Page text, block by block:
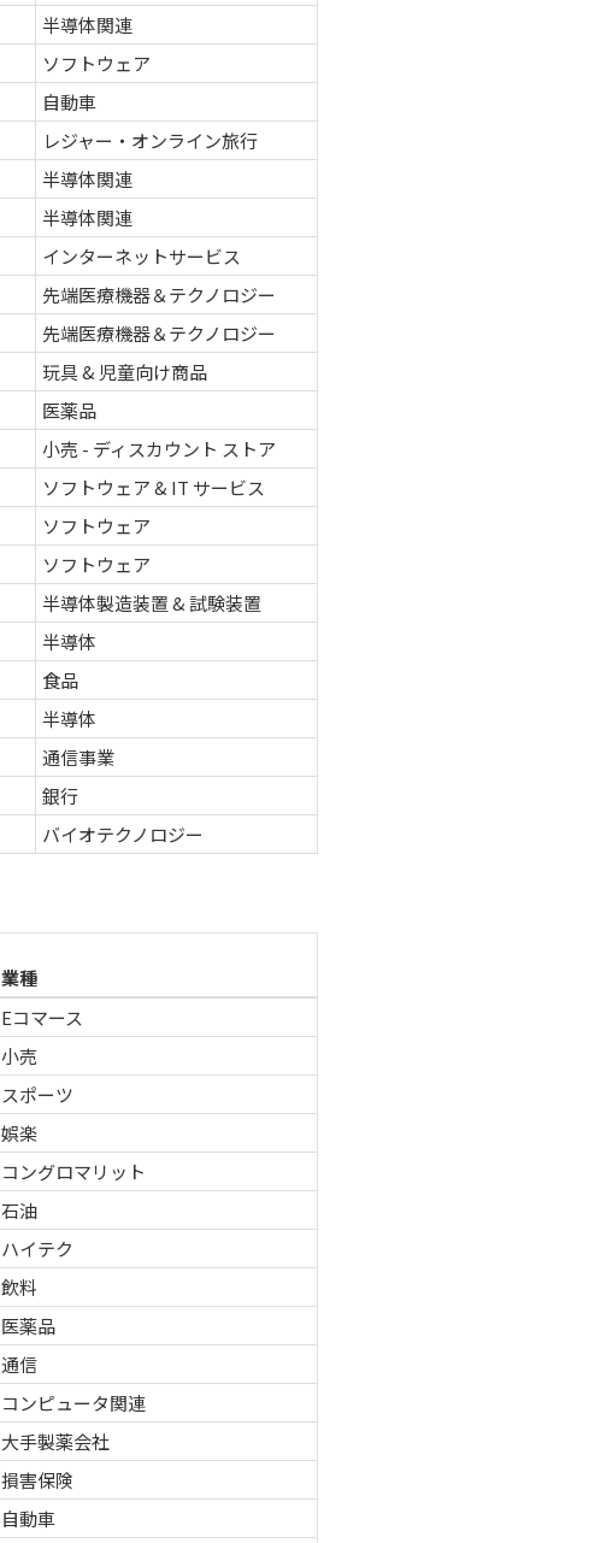
半導体関連
ソフトウェア
自動車
レジャー・オンライン旅行
半導体関連
半導体関連
インターネットサービス
先端医療機器＆テクノロジー
先端医療機器＆テクノロジー
玩具 & 児童向け商品
医薬品
小売 - ディスカウント ストア
ソフトウェア & IT サービス
ソフトウェア
ソフトウェア
半導体製造装置 & 試験装置
半導体
食品
半導体
通信事業
銀行
バイオテクノロジー
業種
Eコマース
小売
スポーツ
娯楽
コングロマリット
石油
ハイテク
飲料
医薬品
通信
コンピュータ関連
大手製薬会社
損害保険
自動車